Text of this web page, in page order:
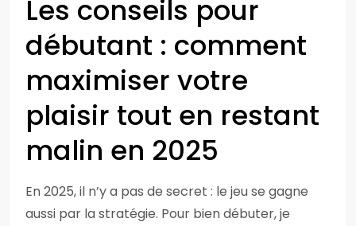
Les conseils pour
débutant : comment
maximiser votre
plaisir tout en restant
malin en 2025
En 2025, il n’y a pas de secret : le jeu se gagne
aussi par la stratégie. Pour bien débuter, je